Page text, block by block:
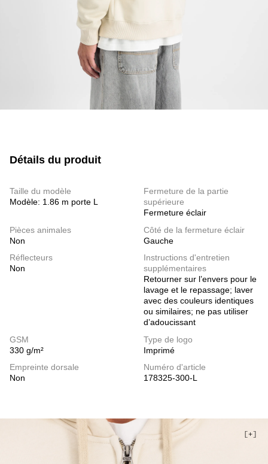
Détails du produit
Taille du modèle
Modèle: 1.86 m porte L
Fermeture de la partie
supérieure
Fermeture éclair
Pièces animales
Non
Côté de la fermeture éclair
Gauche
Réflecteurs
Non
Instructions d'entretien
supplémentaires
Retourner sur l’envers pour le
lavage et le repassage; laver
avec des couleurs identiques
ou similaires; ne pas utiliser
d’adoucissant
GSM
330 g/m²
Type de logo
Imprimé
Empreinte dorsale
Non
Numéro d'article
178325-300-L